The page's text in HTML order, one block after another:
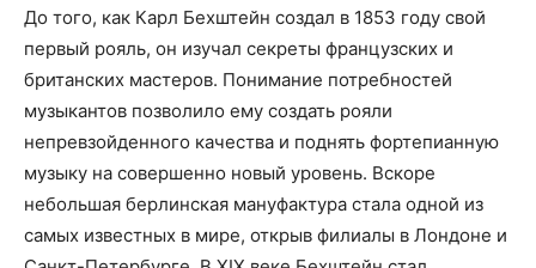
До того, как Карл Бехштейн создал в 1853 году свой
первый рояль, он изучал секреты французских и
британских мастеров. Понимание потребностей
музыкантов позволило ему создать рояли
непревзойденного качества и поднять фортепианную
музыку на совершенно новый уровень. Вскоре
небольшая берлинская мануфактура стала одной из
самых известных в мире, открыв филиалы в Лондоне и